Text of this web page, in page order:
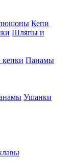
Кепи
Шляпы и
кепки Панамы
Ушанки